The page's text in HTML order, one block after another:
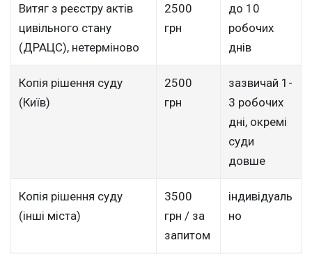
Витяг з реєстру актів
цивільного стану
(ДРАЦС), нетерміново
2500
грн
до 10
робочих
днів
Копія рішення суду
(Київ)
2500
грн
зазвичай 1-
3 робочих
дні, окремі
суди
довше
Копія рішення суду
(інші міста)
3500
грн / за
запитом
індивідуаль
но